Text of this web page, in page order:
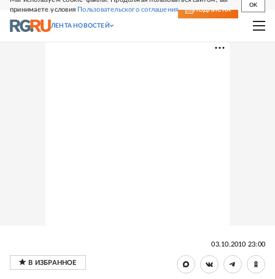
принимаете условия Пользовательского соглашения
OK
СВЕЖИЙ НОМЕР ПОДПИСКА
ЛЕНТА НОВОСТЕЙ
03.10.2010 23:00